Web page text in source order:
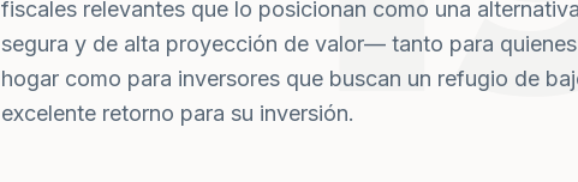
fiscales relevantes que lo posicionan como una
segura y de alta proyección de valor— tanto para
hogar como para inversores que buscan un refugio de
excelente retorno para su inversión.